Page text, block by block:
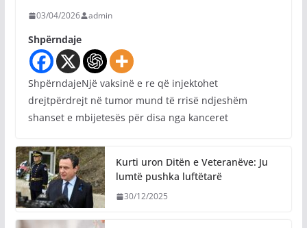
03/04/2026 admin
Shpërndaje
ShpërndajeNjë vaksinë e re që injektohet
drejtpërdrejt në tumor mund të rrisë ndjeshëm
shanset e mbijetesës për disa nga kanceret
Kurti uron Ditën e Veteranëve: Ju
lumtë pushka luftëtarë
30/12/2025